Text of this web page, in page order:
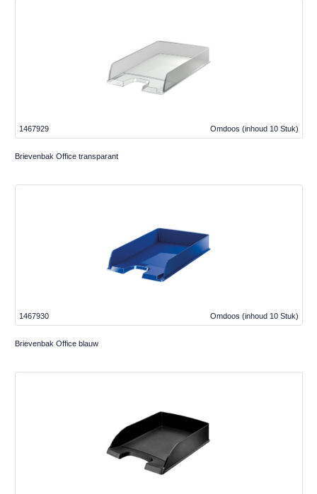
Omdoos (inhoud 10 Stuk)
1467929
Brievenbak Office transparant
Omdoos (inhoud 10 Stuk)
1467930
Brievenbak Office blauw